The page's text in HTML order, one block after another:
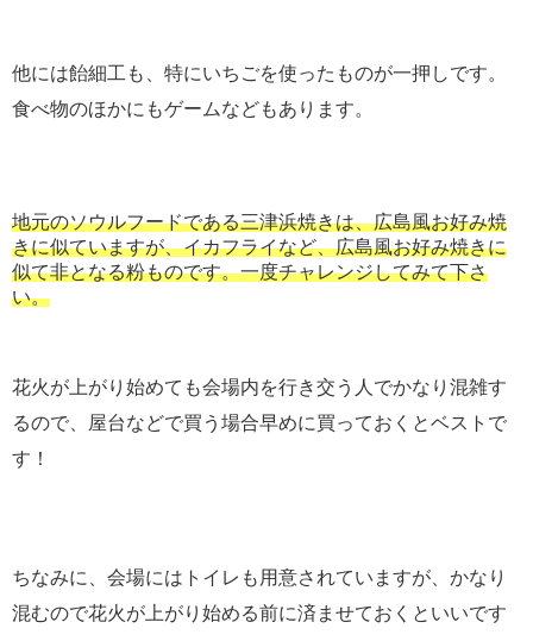
他には飴細工も、特にいちごを使ったものが一押しです。
食べ物のほかにもゲームなどもあります。
地元のソウルフードである三津浜焼きは、広島風お好み焼
きに似ていますが、イカフライなど、広島風お好み焼きに
似て非となる粉ものです。一度チャレンジしてみて下さ
い。
花火が上がり始めても会場内を行き交う人でかなり混雑す
るので、屋台などで買う場合早めに買っておくとベストで
す！
ちなみに、会場にはトイレも用意されていますが、かなり
混むので花火が上がり始める前に済ませておくといいです